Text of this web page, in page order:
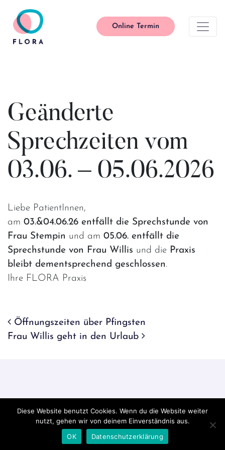
Main Navigation
Online Termin
Geänderte
Sprechzeiten vom
03.06. – 05.06.2026
Liebe PatientInnen,
am 03.&04.06.26 entfällt die Sprechstunde von
Frau Stempin und am 05.06. entfällt die
Sprechstunde von Frau Willis und die Praxis
bleibt dementsprechend geschlossen.
Ihre FLORA Praxis
Beitrags-Navigation
Öffnungszeiten über Pfingsten
Frau Willis geht in den Urlaub
Datenschutz Impressum
Diese Website benutzt Cookies. Wenn du die Website weiter
nutzt, gehen wir von deinem Einverständnis aus.
OK
Datenschutzerklärung